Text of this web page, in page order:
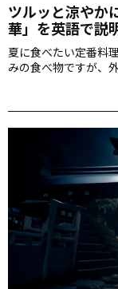
ツルッと涼やか
華」を英語で説
夏に食べたい定番料
みの食べ物ですが、